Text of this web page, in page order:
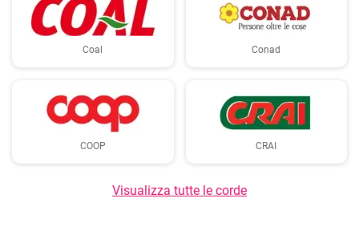
Coal Conad
COOP CRAI
Visualizza tutte le corde